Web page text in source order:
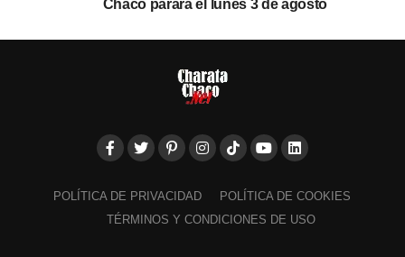
Chaco parará el lunes 3 de agosto
POLÍTICA DE PRIVACIDAD
POLÍTICA DE COOKIES
TÉRMINOS Y CONDICIONES DE USO